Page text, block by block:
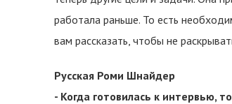
работала раньше. То есть
вам рассказать, чтобы не
Русская Роми Шнайдер
- Когда готовилась к интервью,